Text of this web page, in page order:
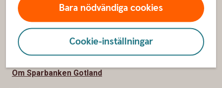
Bara nödvändiga cookies
Cookie-inställningar
Priser, räntor och kurser
Om oss
Om Sparbanken Gotland